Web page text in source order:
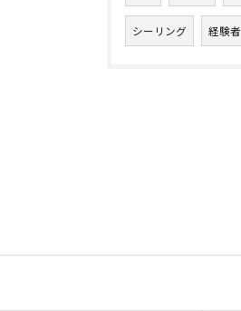
シーリング 経験者